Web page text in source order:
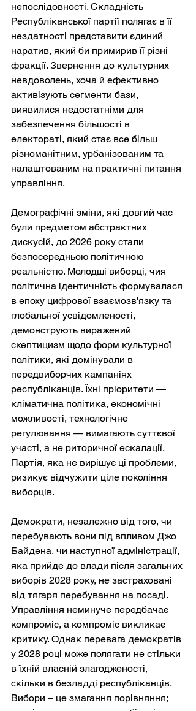
непослідовності. Складність
Республіканської партії полягає в її
нездатності представити єдиний
наратив, який би примирив її різні
фракції. Звернення до культурних
невдоволень, хоча й ефективно
активізують сегменти бази,
виявилися недостатніми для
забезпечення більшості в
електораті, який стає все більш
різноманітним, урбанізованим та
налаштованим на практичні питання
управління.
Демографічні зміни, які довгий час
були предметом абстрактних
дискусій, до 2026 року стали
безпосередньою політичною
реальністю. Молодші виборці, чия
політична ідентичність формувалася
в епоху цифрової взаємозв'язку та
глобальної усвідомленості,
демонструють виражений
скептицизм щодо форм культурної
політики, які домінували в
передвиборчих кампаніях
республіканців. Їхні пріоритети —
кліматична політика, економічні
можливості, технологічне
регулювання — вимагають суттєвої
участі, а не риторичної ескалації.
Партія, яка не вирішує ці проблеми,
ризикує відчужити ціле покоління
виборців.
Демократи, незалежно від того, чи
перебувають вони під впливом Джо
Байдена, чи наступної адміністрації,
яка прийде до влади після загальних
виборів 2028 року, не застраховані
від тягаря перебування на посаді.
Управління неминуче передбачає
компроміс, а компроміс викликає
критику. Однак перевага демократів
у 2028 році може полягати не стільки
в їхній власній злагодженості,
скільки в безладді республіканців.
Вибори – це змагання порівняння;